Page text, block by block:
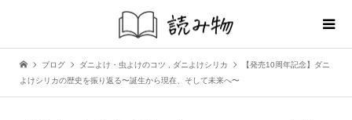
ブログ ダニよけ・虫よけのコツ ダニよけシリカ
【発売10周年記念】ダニ
よけシリカの歴史を振り返る〜誕生から現在、そして未来へ〜